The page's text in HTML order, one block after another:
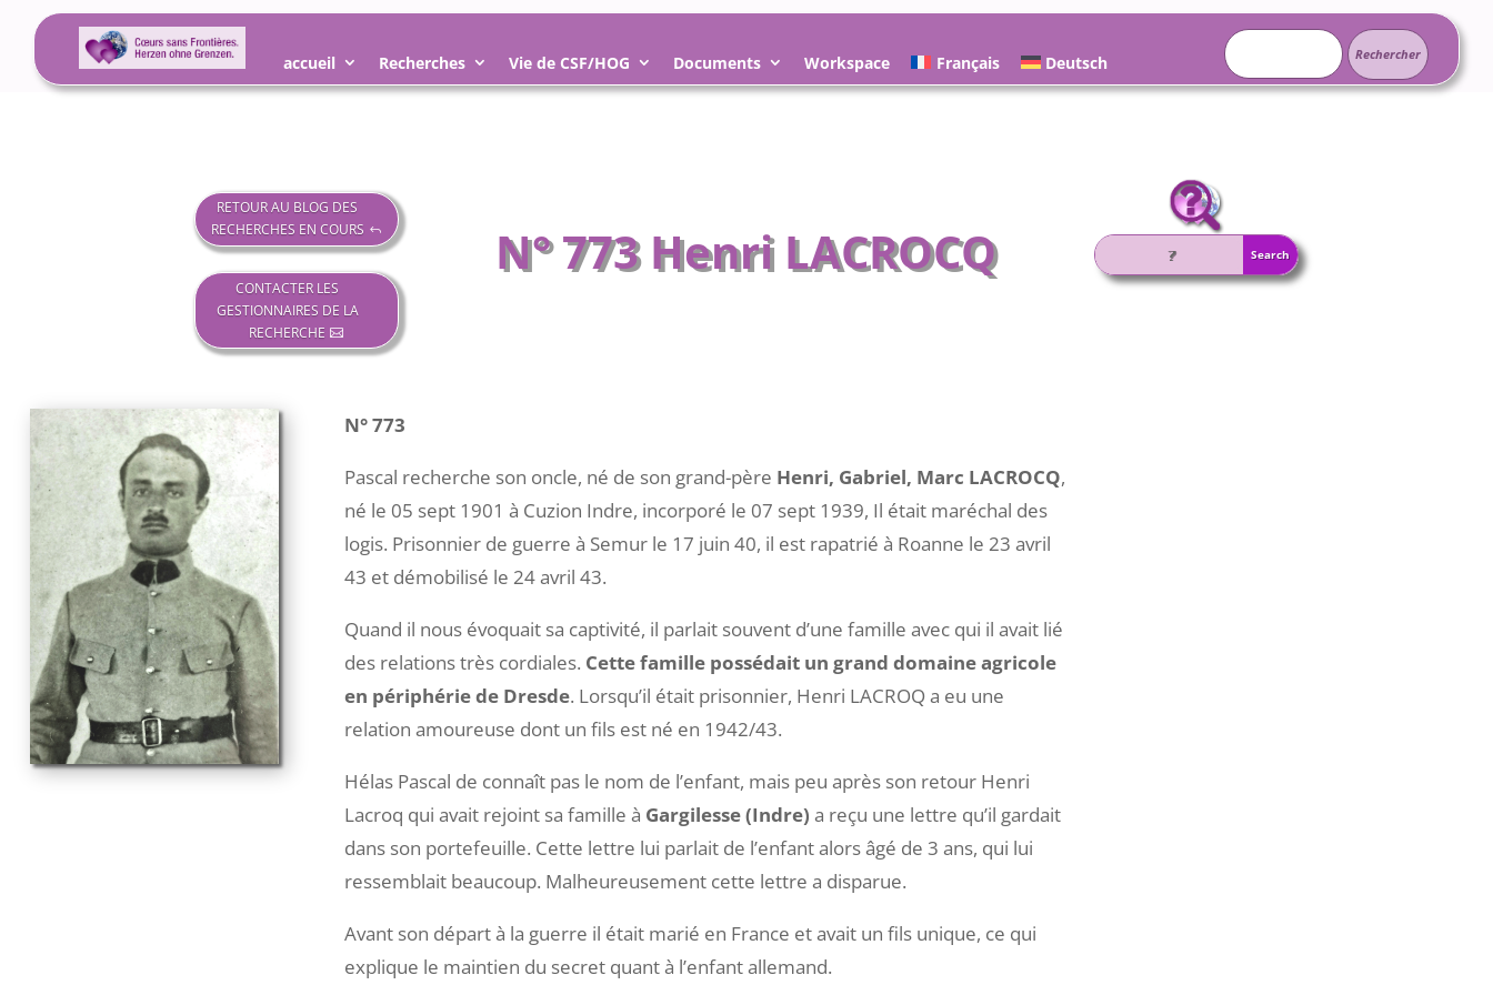
accueil Recherches Vie de CSF/HOG Documents Workspace Français Deutsch
Rechercher :
RETOUR AU BLOG DES
RECHERCHES EN COURS
CONTACTER LES
GESTIONNAIRES DE LA
RECHERCHE
N° 773 Henri LACROCQ
N° 773
Pascal recherche son oncle, né de son grand-père Henri, Gabriel, Marc LACROCQ,
né le 05 sept 1901 à Cuzion Indre, incorporé le 07 sept 1939, Il était maréchal des
logis. Prisonnier de guerre à Semur le 17 juin 40, il est rapatrié à Roanne le 23 avril
43 et démobilisé le 24 avril 43.
Quand il nous évoquait sa captivité, il parlait souvent d’une famille avec qui il avait lié
des relations très cordiales. Cette famille possédait un grand domaine agricole
en périphérie de Dresde. Lorsqu’il était prisonnier, Henri LACROQ a eu une
relation amoureuse dont un fils est né en 1942/43.
Hélas Pascal de connaît pas le nom de l’enfant, mais peu après son retour Henri
Lacroq qui avait rejoint sa famille à Gargilesse (Indre) a reçu une lettre qu’il gardait
dans son portefeuille. Cette lettre lui parlait de l’enfant alors âgé de 3 ans, qui lui
ressemblait beaucoup. Malheureusement cette lettre a disparue.
Avant son départ à la guerre il était marié en France et avait un fils unique, ce qui
explique le maintien du secret quant à l’enfant allemand.